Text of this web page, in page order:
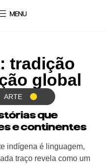
tradição
global
ARTE
que
e continentes
indígena é linguagem,
traço revela como um